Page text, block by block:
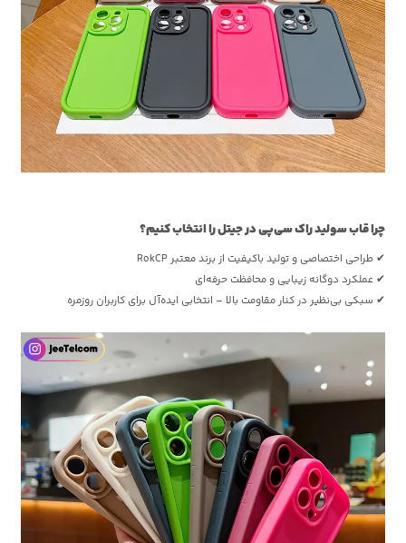
چرا قاب سولید راک سی‌پی در جیتل را انتخاب کنیم؟
✔ طراحی اختصاصی و تولید باکیفیت از برند معتبر RokCP
✔ عملکرد دوگانه زیبایی و محافظت حرفه‌ای
✔ سبکی بی‌نظیر در کنار مقاومت بالا – انتخابی ایده‌آل برای کاربران روزمره